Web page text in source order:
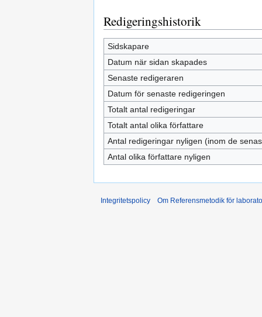
Redigeringshistorik
Sidskapare
Datum när sidan skapades
Senaste redigeraren
Datum för senaste redigeringen
Totalt antal redigeringar
Totalt antal olika författare
Antal redigeringar nyligen (inom de
Antal olika författare nyligen
Integritetspolicy Om Referensmetodik för